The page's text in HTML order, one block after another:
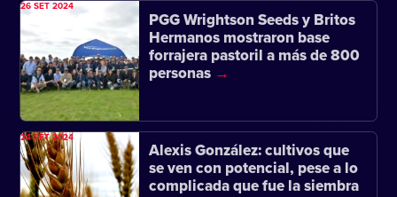
PGG Wrightson Seeds y Britos
Hermanos mostraron base
forrajera pastoril a más de 800
personas
26 SET 2024
Alexis González: cultivos que
se ven con potencial, pese a lo
complicada que fue la siembra
24 SET 2024